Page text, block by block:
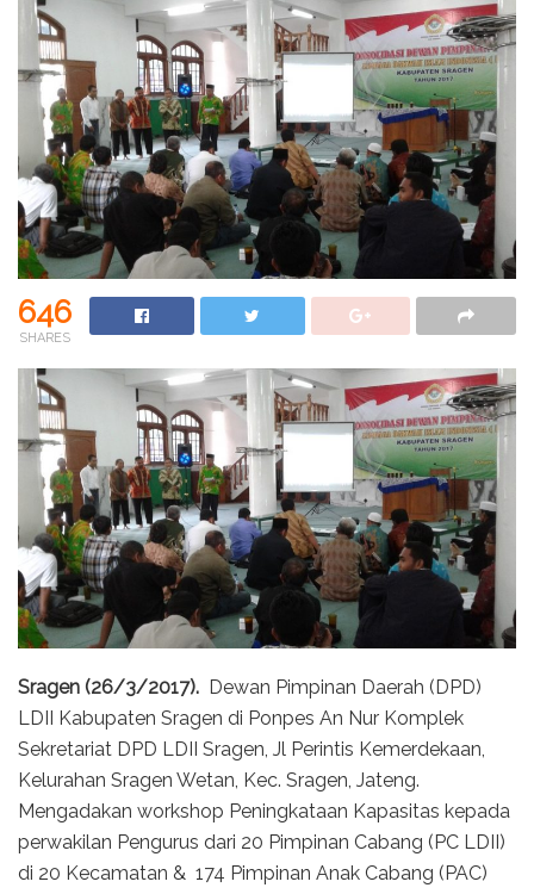
646
SHARES
Sragen (26/3/2017). Dewan Pimpinan Daerah (DPD)
LDII Kabupaten Sragen di Ponpes An Nur Komplek
Sekretariat DPD LDII Sragen, Jl Perintis Kemerdekaan,
Kelurahan Sragen Wetan, Kec. Sragen, Jateng.
Mengadakan workshop Peningkataan Kapasitas kepada
perwakilan Pengurus dari 20 Pimpinan Cabang (PC LDII)
di 20 Kecamatan & 174 Pimpinan Anak Cabang (PAC)